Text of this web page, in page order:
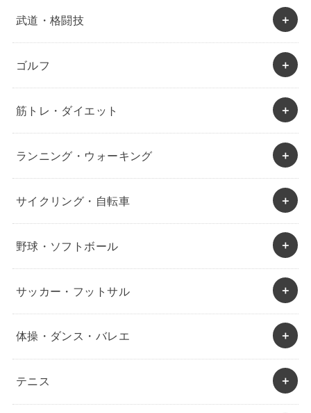
武道・格闘技
ゴルフ
筋トレ・ダイエット
ランニング・ウォーキング
サイクリング・自転車
野球・ソフトボール
サッカー・フットサル
体操・ダンス・バレエ
テニス